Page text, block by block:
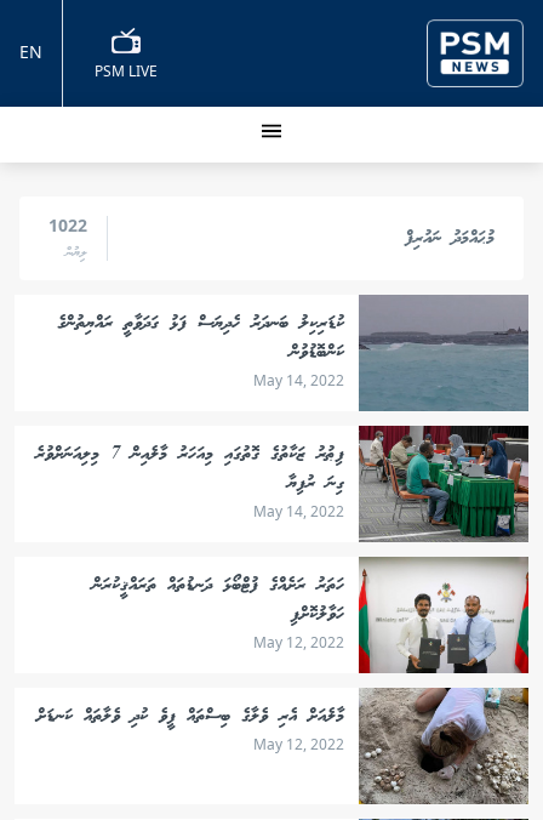
PSM LIVE
EN
މުޙައްމަދު ނައުރިފް 1022
ލިޔުން
ކުޑަރިކިލު ބަނދަރު ހެދިޔަސް ފަޅު ގަދަވާތީ ރައްޔިތުންގެ
ކަންބޮޑުވުން
May 14, 2022
ފިޠުރު ޒަކާތުގެ ގޮތުގައި މިއަހަރު މާލެއިން 7 މިލިއަނަށްވުރެ
ގިނަ ރުފިޔާ
May 14, 2022
ހަތަރު ރަށެއްގެ ފުޓްބޯޅަ ދަނޑުތައް ތަރައްޤީކުރަން
ހަވާލުކޮށްފި
May 12, 2022
މާލެއަށް އެރި ވެލާގެ ބިސްތައް ފީވެ ކުދި ވެލާތައް ކަނޑަށް
May 12, 2022